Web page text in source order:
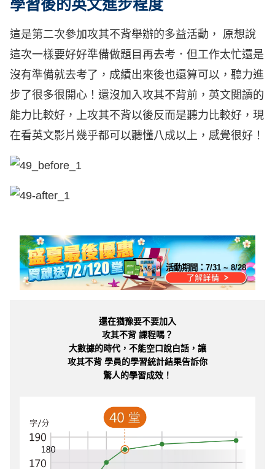
學習後的英文進步程度
這是第二次參加攻其不背舉辦的多益活動， 原想說
這次一樣要好好準備做題目再去考．但工作太忙還是
沒有準備就去考了，成績出來後也還算可以，聽力進
步了很多很開心！還沒加入攻其不背前，英文閱讀的
能力比較好，上攻其不背以後反而是聽力比較好，現
在看英文影片幾乎都可以聽懂八成以上，感覺很好！
活動期間：7/31 ~ 8/28
還在猶豫要不要加入
攻其不背 課程嗎？
大數據的時代，不能空口說白話，讓
攻其不背 學員的學習統計結果告訴你
驚人的學習成效！